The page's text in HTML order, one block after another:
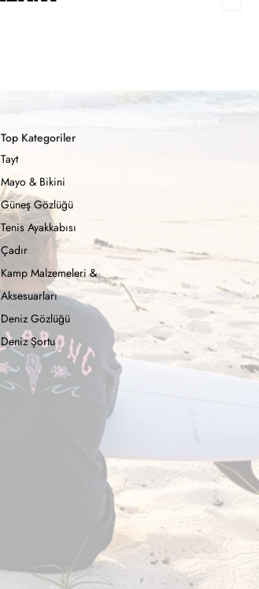
Top Kategoriler
Tayt
Mayo & Bikini
Güneş Gözlüğü
Tenis Ayakkabısı
Çadır
Kamp Malzemeleri &
Aksesuarları
Deniz Gözlüğü
Deniz Şortu